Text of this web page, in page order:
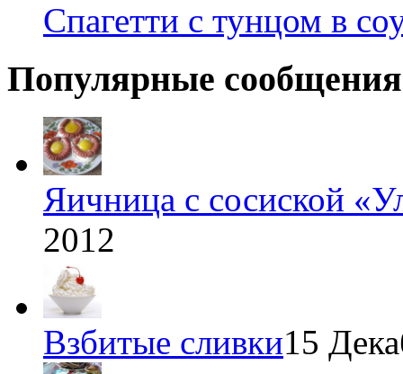
Спагетти с тунцом в
Популярные сообщения
Яичница с сосиской
2012
Взбитые сливки15